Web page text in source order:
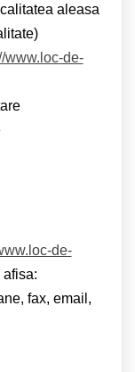
aleasa
www.loc-de-
de-
afisa:
fax, email,